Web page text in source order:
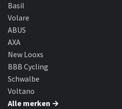
Basil
Volare
ABUS
AXA
New Looxs
BBB Cycling
Schwalbe
Voltano
Alle merken →